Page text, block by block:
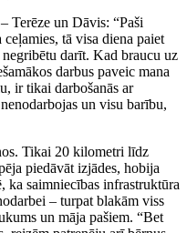
Terēze un Dāvis: “Paši
tā visa diena paiet
darīt. Kad braucu uz
darbus paveic mana
ir tikai darbošanās ar
un visu barību,
Tikai 20 kilometri līdz
piedāvāt izjādes, hobija
ka saimniecības infrastruktūra
– turpat blakām viss
un māja pašiem. “Bet